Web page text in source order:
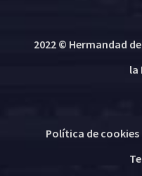
2022 © Hermandad
la
Política de cookies